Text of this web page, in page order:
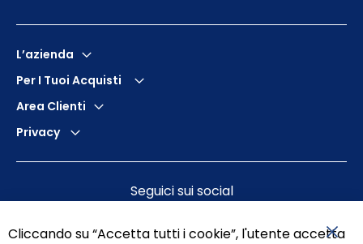
L’azienda
Per I Tuoi Acquisti
Area Clienti
Privacy
Seguici sui social
Cliccando su “Accetta tutti i cookie”, l'utente accetta